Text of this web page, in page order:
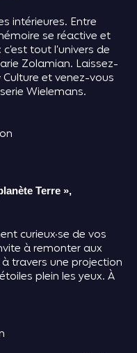
intérieures. Entre
se réactive et
tout l’univers de
Zolamian. Laissez-
Culture et venez-vous
Wielemans.
Terre »,
curieux·se de vos
à remonter aux
travers une projection
plein les yeux. À